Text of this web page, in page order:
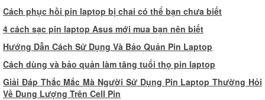
Cách phục hồi pin laptop bị chai có thể bạn chưa biết
4 cách sạc pin laptop Asus mới mua bạn nên biết
Hướng Dẫn Cách Sử Dụng Và Bảo Quản Pin Laptop
Cách dùng và bảo quản làm tăng tuổi thọ pin laptop
Giải Đáp Thắc Mắc Mà Người Sử Dụng Pin Laptop Thường Hỏi
Về Dung Lượng Trên Cell Pin